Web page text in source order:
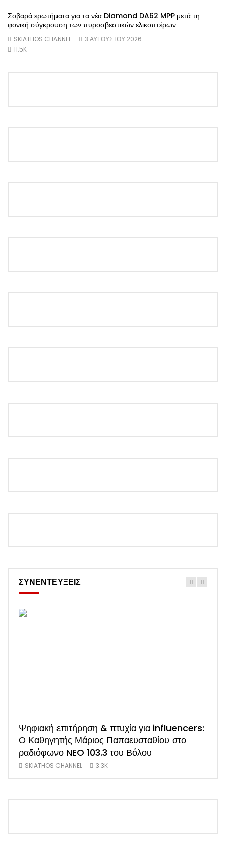
Σοβαρά ερωτήματα για τα νέα Diamond DA62 MPP μετά τη
φονική σύγκρουση των πυροσβεστικών ελικοπτέρων
SKIATHOS CHANNEL
3 ΑΥΓΟΎΣΤΟΥ 2026
11.5K
ΣΥΝΕΝΤΕΥΞΕΙΣ
Ψηφιακή επιτήρηση & πτυχία για influencers:
Ο Καθηγητής Μάριος Παπαευσταθίου στο
ραδιόφωνο NEO 103.3 του Βόλου
SKIATHOS CHANNEL 3.3K